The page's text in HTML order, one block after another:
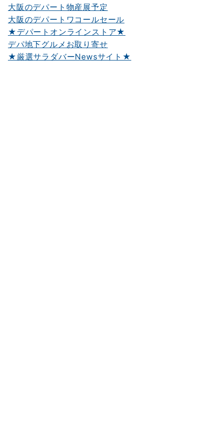
大阪のデパート物産展予定
大阪のデパートワコールセール
★デパートオンラインストア★
デパ地下グルメお取り寄せ
★厳選サラダバーNewsサイト★